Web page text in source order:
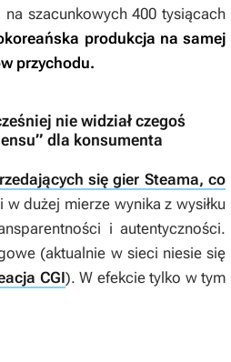
szacunkowych 400 tysiącach
produkcja na samej
przychodu.
nie widział czegoś
dla konsumenta
się gier Steama, co
dużej mierze wynika z wysiłku
i autentyczności.
(aktualnie w sieci niesie się
CGI). W efekcie tylko w tym